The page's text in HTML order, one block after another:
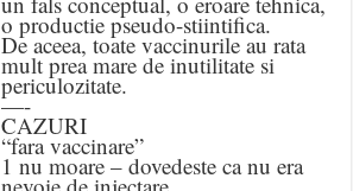
o productie pseudo-stiintifica.
De aceea, toate vaccinurile au rata
mult prea mare de inutilitate si
periculozitate.
—-
CAZURI
“fara vaccinare”
1 nu moare – dovedeste ca nu era